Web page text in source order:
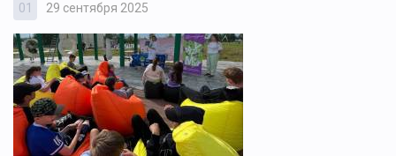
01 29 сентября 2025